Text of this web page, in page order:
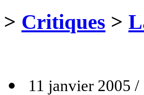
> Critiques >
11 janvier 2005 /